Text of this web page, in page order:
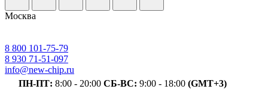
Москва
8 800 101-75-79
8 930 71-51-097
info@new-chip.ru
ПН-ПТ: 8:00 - 20:00 СБ-ВС: 9:00 - 18:00 (GMT+3)